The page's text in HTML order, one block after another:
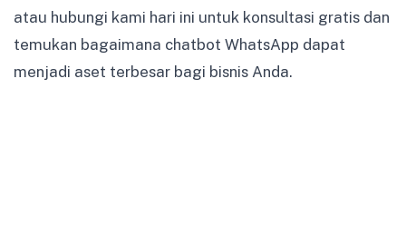
atau hubungi kami hari ini untuk konsultasi gratis dan
temukan bagaimana chatbot WhatsApp dapat
menjadi aset terbesar bagi bisnis Anda.